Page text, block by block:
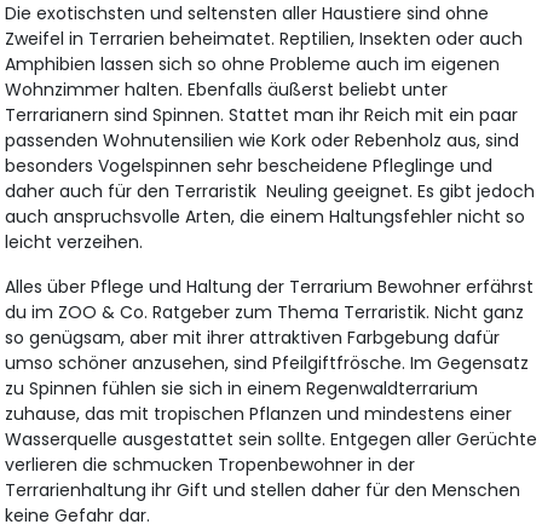
Die exotischsten und seltensten aller Haustiere sind ohne
Zweifel in Terrarien beheimatet. Reptilien, Insekten oder auch
Amphibien lassen sich so ohne Probleme auch im eigenen
Wohnzimmer halten. Ebenfalls äußerst beliebt unter
Terrarianern sind Spinnen. Stattet man ihr Reich mit ein paar
passenden Wohnutensilien wie Kork oder Rebenholz aus, sind
besonders Vogelspinnen sehr bescheidene Pfleglinge und
daher auch für den Terraristik Neuling geeignet. Es gibt jedoch
auch anspruchsvolle Arten, die einem Haltungsfehler nicht so
leicht verzeihen.
Alles über Pflege und Haltung der Terrarium Bewohner erfährst
du im ZOO & Co. Ratgeber zum Thema Terraristik. Nicht ganz
so genügsam, aber mit ihrer attraktiven Farbgebung dafür
umso schöner anzusehen, sind Pfeilgiftfrösche. Im Gegensatz
zu Spinnen fühlen sie sich in einem Regenwaldterrarium
zuhause, das mit tropischen Pflanzen und mindestens einer
Wasserquelle ausgestattet sein sollte. Entgegen aller Gerüchte
verlieren die schmucken Tropenbewohner in der
Terrarienhaltung ihr Gift und stellen daher für den Menschen
keine Gefahr dar.